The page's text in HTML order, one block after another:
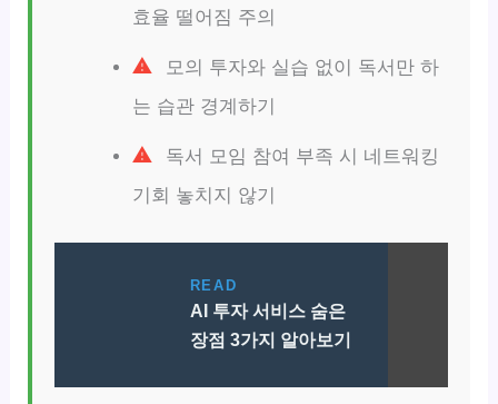
효율 떨어짐 주의
모의 투자와 실습 없이 독서만 하
는 습관 경계하기
독서 모임 참여 부족 시 네트워킹
기회 놓치지 않기
READ
AI 투자 서비스 숨은
장점 3가지 알아보기